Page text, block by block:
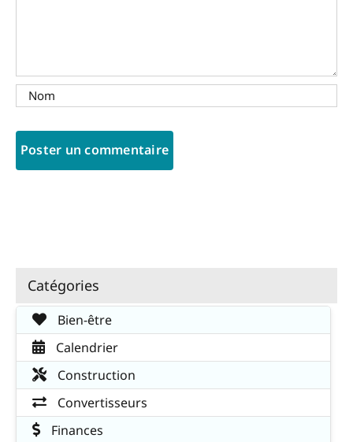
Catégories
Bien-être
Calendrier
Construction
Convertisseurs
Finances